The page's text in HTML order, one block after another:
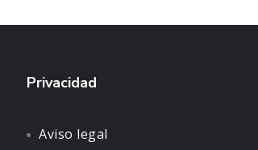
Privacidad
Aviso legal